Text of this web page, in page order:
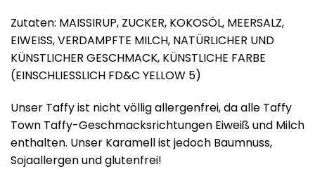
Zutaten: MAISSIRUP, ZUCKER, KOKOSÖL, MEERSALZ,
EIWEISS, VERDAMPFTE MILCH, NATÜRLICHER UND
KÜNSTLICHER GESCHMACK, KÜNSTLICHE FARBE
(EINSCHLIESSLICH FD&C YELLOW 5)
Unser Taffy ist nicht völlig allergenfrei, da alle Taffy
Town Taffy-Geschmacksrichtungen Eiweiß und Milch
enthalten. Unser Karamell ist jedoch Baumnuss,
Sojaallergen und glutenfrei!